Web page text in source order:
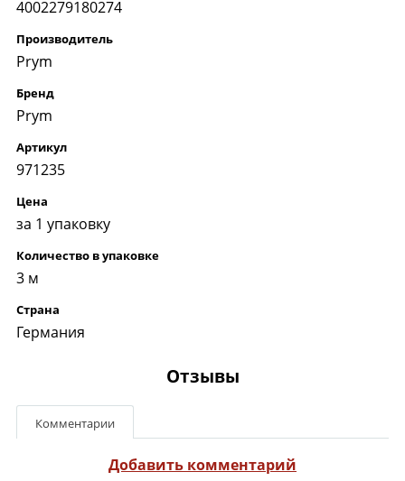
4002279180274
Производитель
Prym
Бренд
Prym
Артикул
971235
Цена
за 1 упаковку
Количество в упаковке
3 м
Страна
Германия
Отзывы
Комментарии
Добавить комментарий